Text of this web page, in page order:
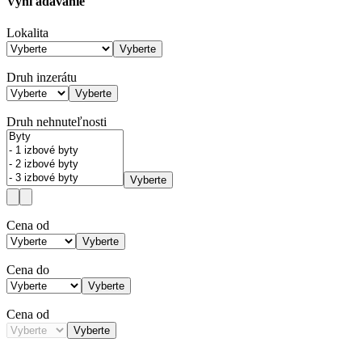
Lokalita
Vyberte
Druh inzerátu
Vyberte
Druh nehnuteľnosti
Vyberte
Cena od
Vyberte
Cena do
Vyberte
Cena od
Vyberte